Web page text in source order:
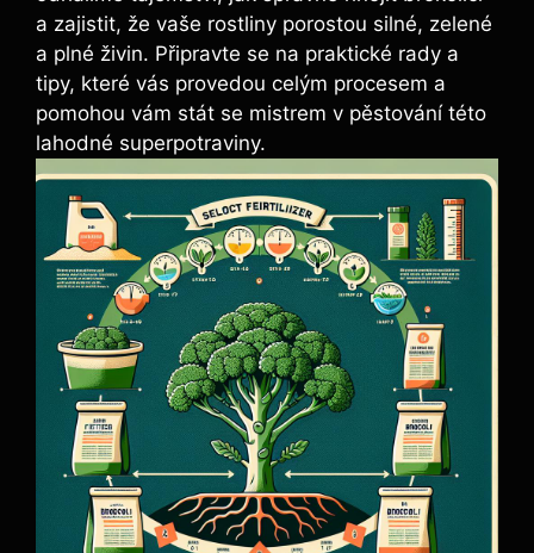
‍a zajistit, ​že vaše‌ rostliny porostou silné, ‍zelené
a plné ​živin. Připravte se na praktické rady a
tipy, které vás provedou celým‍ procesem a​
pomohou ⁢vám stát se mistrem v⁤ pěstování ⁣této
lahodné superpotraviny.